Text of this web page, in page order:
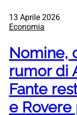
13 Aprile 2026
Economia
Nomine,
rumor di
Fante
e